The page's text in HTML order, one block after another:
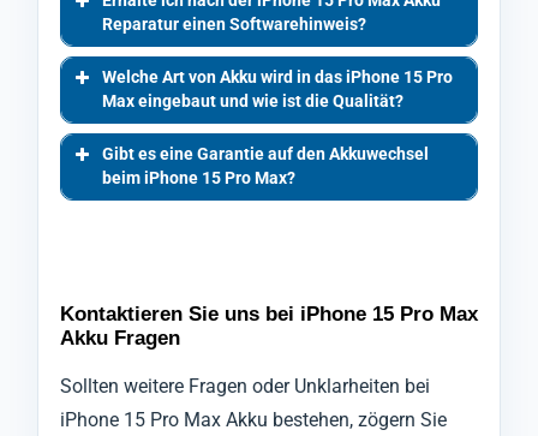
Reparatur einen Softwarehinweis?
Welche Art von Akku wird in das iPhone 15 Pro
Max eingebaut und wie ist die Qualität?
Gibt es eine Garantie auf den Akkuwechsel
beim iPhone 15 Pro Max?
Kontaktieren Sie uns bei iPhone 15 Pro Max
Akku Fragen
Sollten weitere Fragen oder Unklarheiten bei
iPhone 15 Pro Max Akku bestehen, zögern Sie